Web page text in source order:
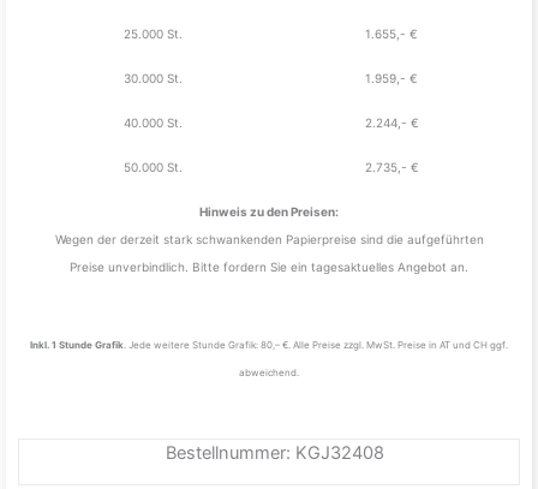
25.000 St. 1.655,- €
30.000 St. 1.959,- €
40.000 St. 2.244,- €
50.000 St. 2.735,- €
Hinweis zu den Preisen:
Wegen der derzeit stark schwankenden Papierpreise sind die aufgeführten
Preise unverbindlich. Bitte fordern Sie ein tagesaktuelles Angebot an.
Inkl. 1 Stunde Grafik . Jede weitere Stunde Grafik: 80,– €. Alle Preise zzgl. MwSt. Preise in AT und CH ggf.
abweichend.
Bestellnummer: KGJ32408